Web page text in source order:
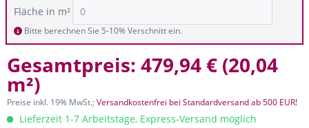
Fläche in m²
Bitte berechnen Sie 5-10% Verschnitt ein.
Gesamtpreis: 479,94 € (20,04
m²)
Preise inkl. 19% MwSt.;Versandkostenfrei bei Standardversand ab 500 EUR!
Lieferzeit 1-7 Arbeitstage, Express-Versand möglich